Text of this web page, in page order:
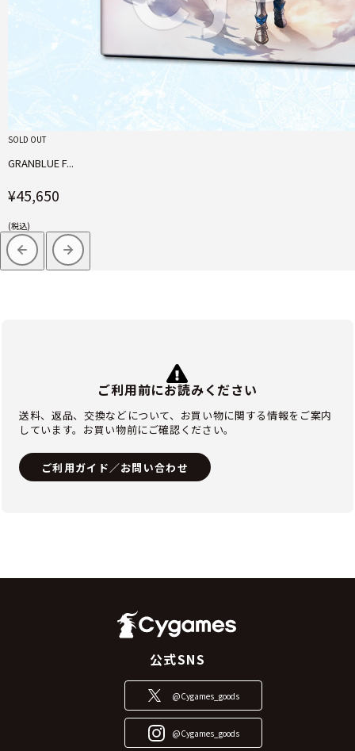
SOLD OUT
GRANBLUE F...
¥45,650
(税込)
ご利用前にお読みください
送料、返品、交換などについて、お買い物に関する情報をご案内
しています。お買い物前にご確認ください。
ご利用ガイド／お問い合わせ
公式SNS
@Cygames_goods
@Cygames_goods